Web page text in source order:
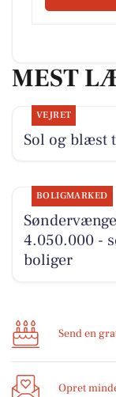
MEST
VEJRET
Sol og blæst
BOLIGMARKED
4.050.000 -
boliger
Send en
Opret